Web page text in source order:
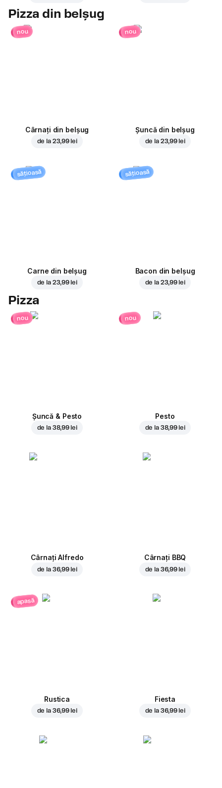
Pizza din belșug
nou
Cârnați din belșug
de la 23,99 lei
nou
Șuncă din belșug
de la 23,99 lei
sățioasă
Carne din belșug
de la 23,99 lei
sățioasă
Bacon din belșug
de la 23,99 lei
Pizza
nou
Șuncă & Pesto
de la 38,99 lei
nou
Pesto
de la 38,99 lei
Cârnați Alfredo
de la 36,99 lei
Cârnați BBQ
de la 36,99 lei
apasă
Rustica
de la 36,99 lei
Fiesta
de la 36,99 lei